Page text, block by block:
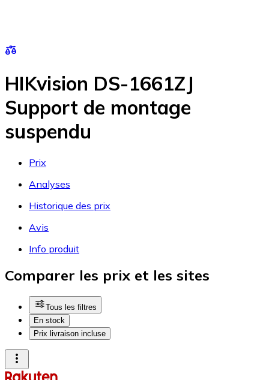
HIKvision DS-1661ZJ
Support de montage
suspendu
Prix
Analyses
Historique des prix
Avis
Info produit
Comparer les prix et les sites
Tous les filtres
En stock
Prix livraison incluse